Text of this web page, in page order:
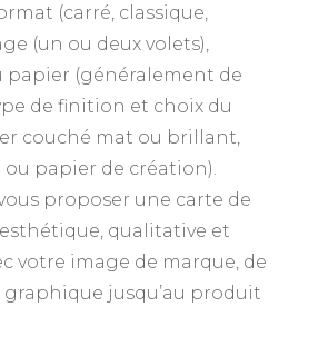
(carré, classique,
(un ou deux volets),
papier (généralement de
de finition et choix du
couché mat ou brillant,
ou papier de création).
proposer une carte de
qualitative et
votre image de marque, de
jusqu’au produit